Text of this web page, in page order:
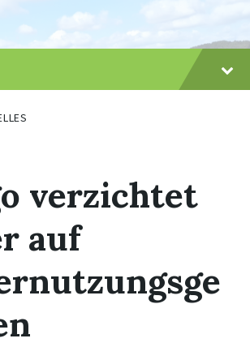
verzichtet
auf